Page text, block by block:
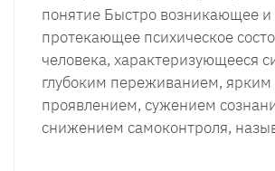
понятие Быстро возникающее и
протекающее психическое
человека, характеризующееся
глубоким переживанием,
проявлением, сужением
снижением самоконтроля,